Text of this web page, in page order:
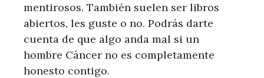
mentirosos. También suelen ser libros
abiertos, les guste o no. Podrás darte
cuenta de que algo anda mal si un
hombre Cáncer no es completamente
honesto contigo.